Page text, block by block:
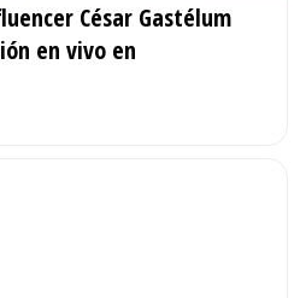
César Gastélum
en vivo en